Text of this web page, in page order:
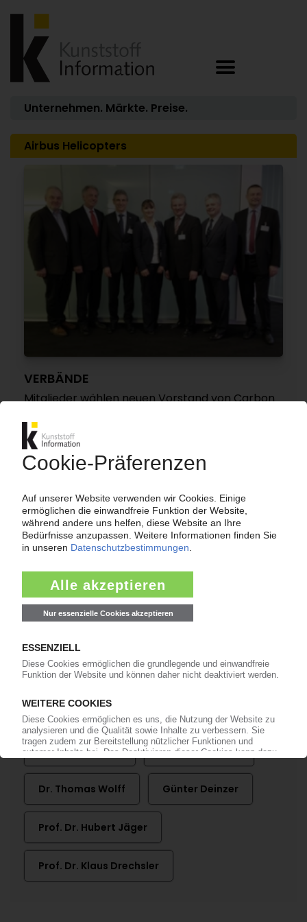
Unternehmen. Märkte. Preise.
Airbus Helicopters
VERBÄNDE
Mitglieder wählen neuen Vorstand von Carbon
VERBÄNDE
31.03.2015
Mehr zu
Audi Audi AG
CCeV Carbon Composites
SGL Carbon TU München
Voith Composites
Andreas Stöckle Dr. Lars Herbeck
Dr. Thomas Wolff Günter Deinzer
Prof. Dr. Hubert Jäger
Prof. Dr. Klaus Drechsler